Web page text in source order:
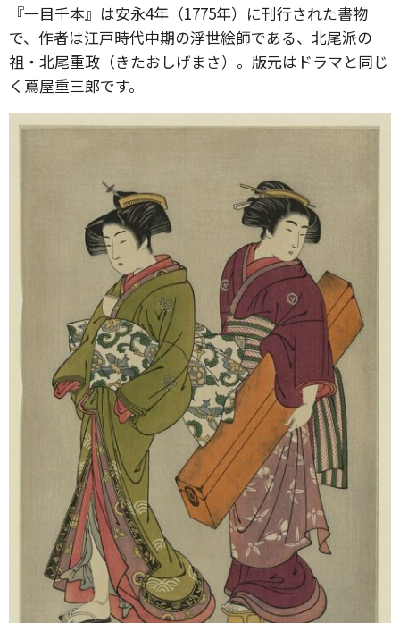
『一目千本』は安永4年（1775年）に刊行された書物
で、作者は江戸時代中期の浮世絵師である、北尾派の
祖・北尾重政（きたおしげまさ）。版元はドラマと同じ
く蔦屋重三郎です。